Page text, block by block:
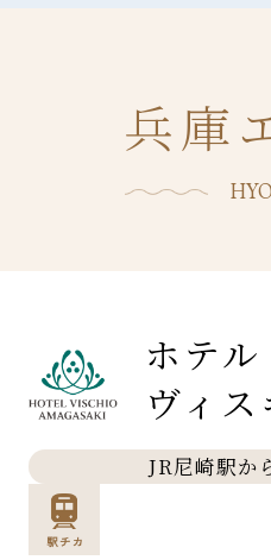
兵庫
ホテル
ヴィ
JR尼崎駅か